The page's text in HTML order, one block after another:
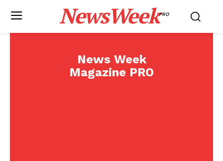
NewsWeekPRO
News Week
Magazine PRO